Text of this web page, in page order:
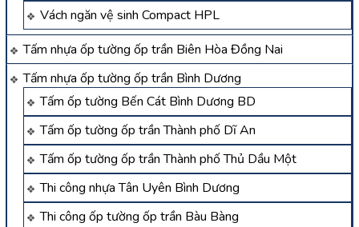
Vách ngăn vệ sinh Compact HPL
Tấm nhựa ốp tường ốp trần Biên Hòa Đồng Nai
Tấm nhựa ốp tường ốp trần Bình Dương
Tấm ốp tường Bến Cát Bình Dương BD
Tấm ốp tường ốp trần Thành phố Dĩ An
Tấm ốp tường ốp trần Thành phố Thủ Dầu Một
Thi công nhựa Tân Uyên Bình Dương
Thi công ốp tường ốp trần Bàu Bàng